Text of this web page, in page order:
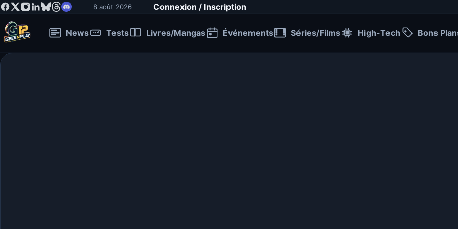
8 août 2026 Connexion / Inscription
News Tests Livres/Mangas Événements Séries/Films High-Tech Bons